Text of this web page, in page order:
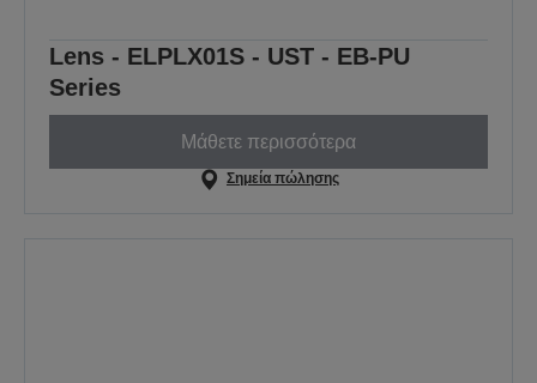
Lens - ELPLX01S - UST - EB-PU
Series
Μάθετε περισσότερα
Σημεία πώλησης